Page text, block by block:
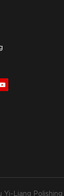
Liang